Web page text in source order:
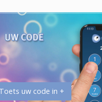
uw code in +